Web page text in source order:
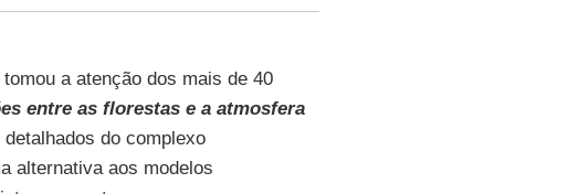
a atenção dos mais de 40
entre as florestas e a atmosfera
do complexo
alternativa aos modelos